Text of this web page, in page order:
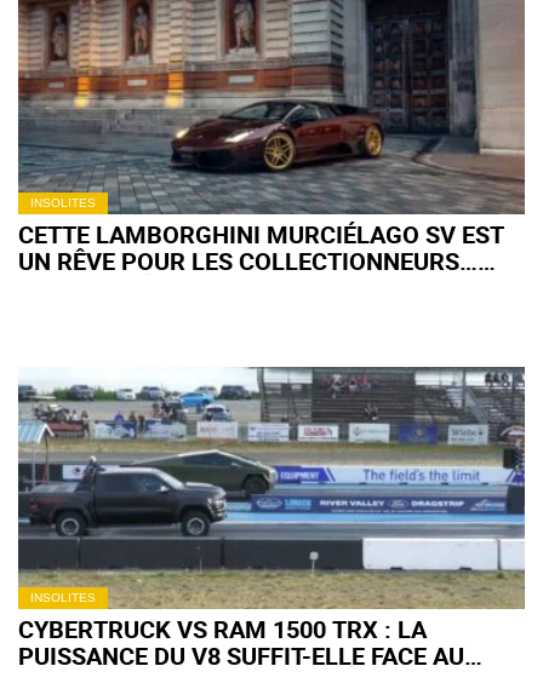
INSOLITES
CETTE LAMBORGHINI MURCIÉLAGO SV EST
UN RÊVE POUR LES COLLECTIONNEURS…
INSOLITES
CYBERTRUCK VS RAM 1500 TRX : LA
PUISSANCE DU V8 SUFFIT-ELLE FACE AU